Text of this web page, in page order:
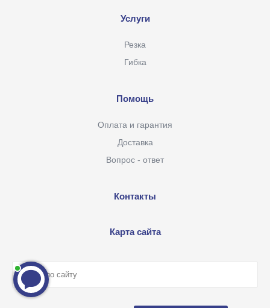
Услуги
Резка
Гибка
Помощь
Оплата и гарантия
Доставка
Вопрос - ответ
Контакты
Карта сайта